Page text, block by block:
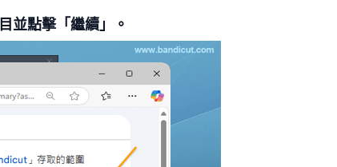
並點擊「繼續」。